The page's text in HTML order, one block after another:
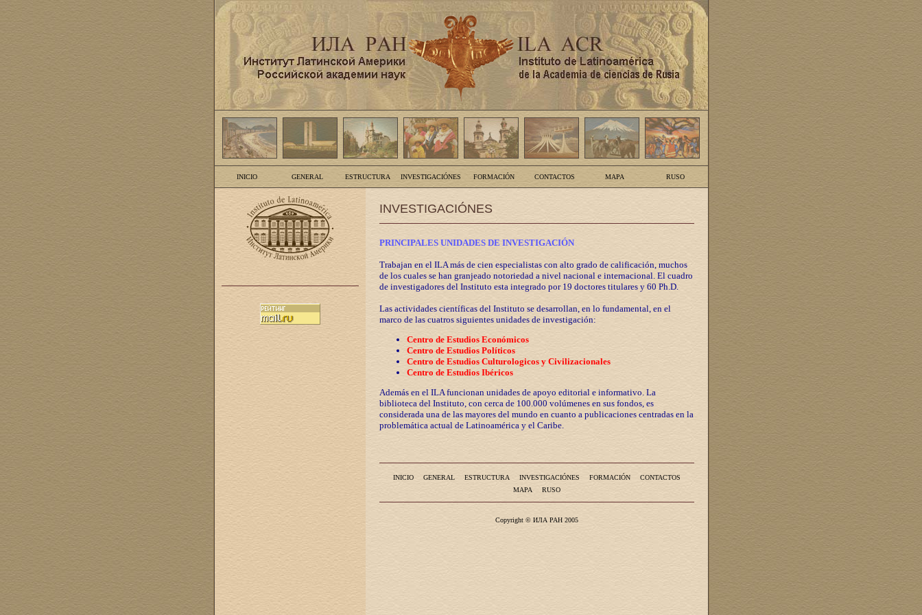
INICIO GENERAL ESTRUCTURA INVESTIGACIÓNES FORMACIÓN CONTACTOS MAPA RUSO
INVESTIGACIÓNES
PRINCIPALES UNIDADES DE INVESTIGACIÓN
Trabajan en el ILA más de cien especialistas con alto grado de calificación, muchos
de los cuales se han granjeado notoriedad a nivel nacional e internacional. El cuadro
de investigadores del Instituto esta integrado por 19 doctores titulares y 60 Ph.D.
Las actividades científicas del Instituto se desarrollan, en lo fundamental, en el
marco de las cuatros siguientes unidades de investigación:
Centro de Estudios Económicos
Centro de Estudios Políticos
Centro de Estudios Culturologicos y Civilizacionales
Centro de Estudios Ibéricos
Además en el ILA funcionan unidades de apoyo editorial e informativo. La
biblioteca del Instituto, con cerca de 100.000 volúmenes en sus fondos, es
considerada una de las mayores del mundo en cuanto a publicaciones centradas en la
problemática actual de Latinoamérica y el Caribe.
INICIO GENERAL ESTRUCTURA INVESTIGACIÓNES FORMACIÓN
CONTACTOS
MAPA
RUSO
Copyright © ИЛА РАН 2005